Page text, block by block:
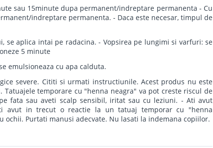
sau 15minute dupa permanent/indreptare permanenta - Cu
indreptare permanenta. - Daca este necesar, timpul de
se aplica intai pe radacina. - Vopsirea pe lungimi si varfuri: se
5 minute
emulsioneaza cu apa calduta.
severe. Cititi si urmati instructiunile. Acest produs nu este
temporare cu "henna neagra" va pot creste riscul de
fata sau aveti scalp sensibil, iritat sau cu leziuni. - Ati avut
avut in trecut o reactie la un tatuaj temporar cu "henna
Purtati manusi adecvate. Nu lasati la indemana copiilor.